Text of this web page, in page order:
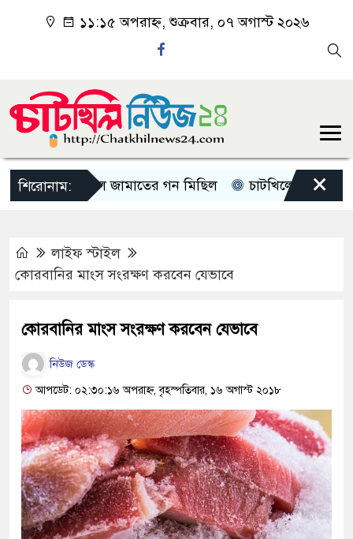
১১:১৫ অপরাহ্ন, শুক্রবার, ০৭ অগাস্ট ২০২৬
শিরোনাম:
চাটখিলে জামাতের গন মিছিল চাটখিলে পানিতে ডুবে
×
লাইফ স্টাইল
কোরবানির মাংস সংরক্ষণ করবেন যেভাবে
কোরবানির মাংস সংরক্ষণ করবেন যেভাবে
নিউজ ডেস্ক
আপডেট: ০২:৩০:১৬ অপরাহ্ন, বৃহস্পতিবার, ১৬ অগাস্ট ২০১৮